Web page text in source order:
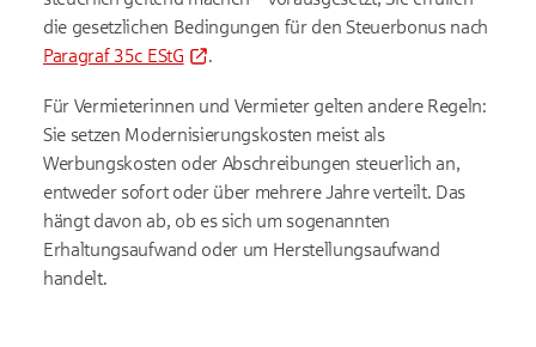
die gesetzlichen Bedingungen für den Steuerbonus nach
Paragraf 35c EStG
.
Für Vermieterinnen und Vermieter gelten andere Regeln:
Sie setzen Modernisierungskosten meist als
Werbungskosten oder Abschreibungen steuerlich an,
entweder sofort oder über mehrere Jahre verteilt. Das
hängt davon ab, ob es sich um sogenannten
Erhaltungsaufwand oder um Herstellungsaufwand
handelt.